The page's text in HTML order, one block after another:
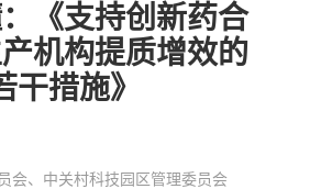
《支持创新药合
机构提质增效的
干措施》
会、中关村科技园区管理委员会